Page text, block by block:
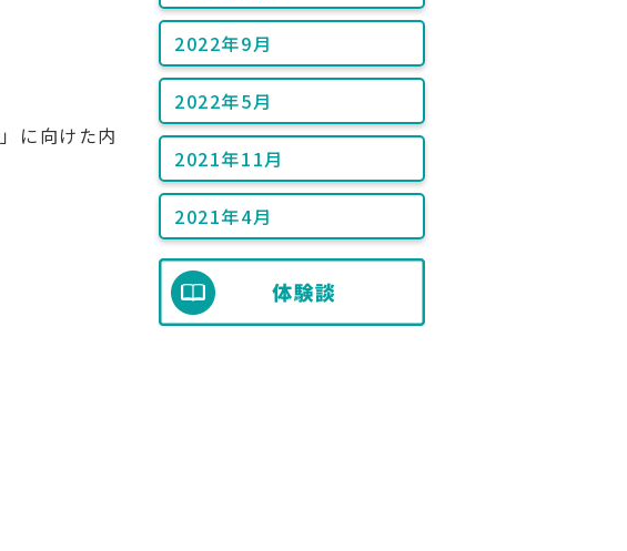
」に向けた内
2022年9月
2022年5月
2021年11月
2021年4月